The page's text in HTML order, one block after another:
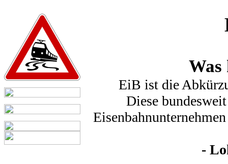
Was
EiB ist die
Diese
-